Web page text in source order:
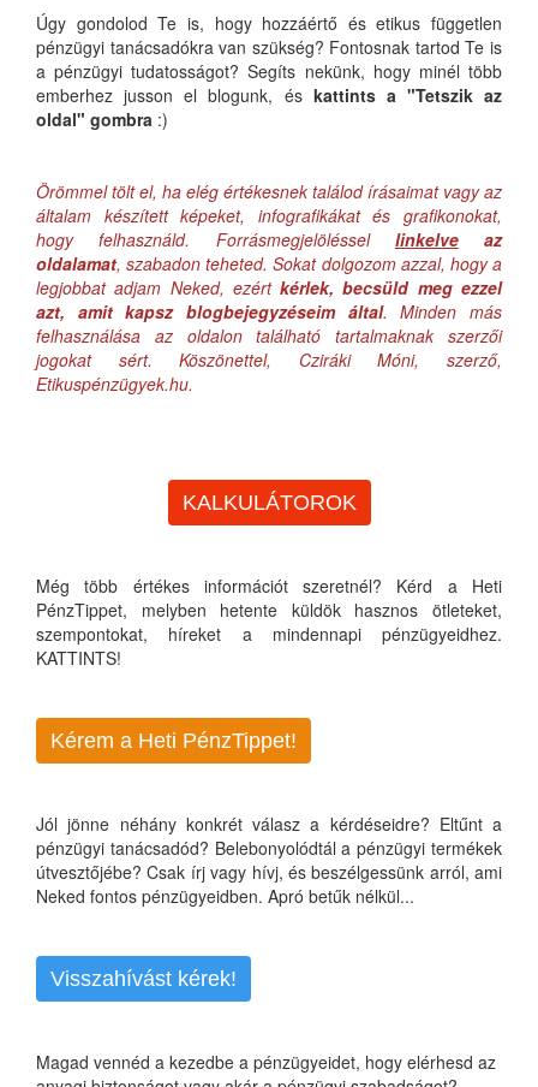
Úgy gondolod Te is, hogy hozzáértő és etikus független
pénzügyi tanácsadókra van szükség? Fontosnak tartod Te is
a pénzügyi tudatosságot? Segíts nekünk, hogy minél több
emberhez jusson el blogunk, és kattints a "Tetszik az
oldal" gombra :)
Örömmel tölt el, ha elég értékesnek találod írásaimat vagy az
általam készített képeket, infografikákat és grafikonokat,
hogy felhasználd. Forrásmegjelöléssel linkelveaz
oldalamat, szabadon teheted. Sokat dolgozom azzal, hogy a
legjobbat adjam Neked, ezértkérlek, becsüld meg ezzel
azt, amit kapsz blogbejegyzéseim által. Minden más
felhasználása az oldalon található tartalmaknak szerzői
jogokat sért. Köszönettel, Cziráki Móni, szerző,
Etikuspénzügyek.hu.
KALKULÁTOROK
Még több értékes információt szeretnél? Kérd a Heti
PénzTippet, melyben hetente küldök hasznos ötleteket,
szempontokat, híreket a mindennapi pénzügyeidhez.
KATTINTS!
Kérem a Heti PénzTippet!
Jól jönne néhány konkrét válasz a kérdéseidre? Eltűnt a
pénzügyi tanácsadód? Belebonyolódtál a pénzügyi termékek
útvesztőjébe? Csak írj vagy hívj, és beszélgessünk arról, ami
Neked fontos pénzügyeidben. Apró betűk nélkül...
Visszahívást kérek!
Magad vennéd a kezedbe a pénzügyeidet, hogy elérhesd az